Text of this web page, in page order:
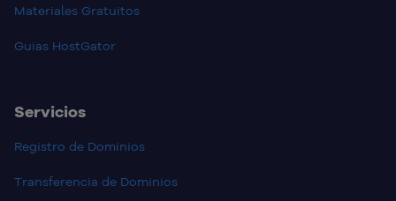
Materiales Gratuitos
Guias HostGator
Servicios
Registro de Dominios
Transferencia de Dominios